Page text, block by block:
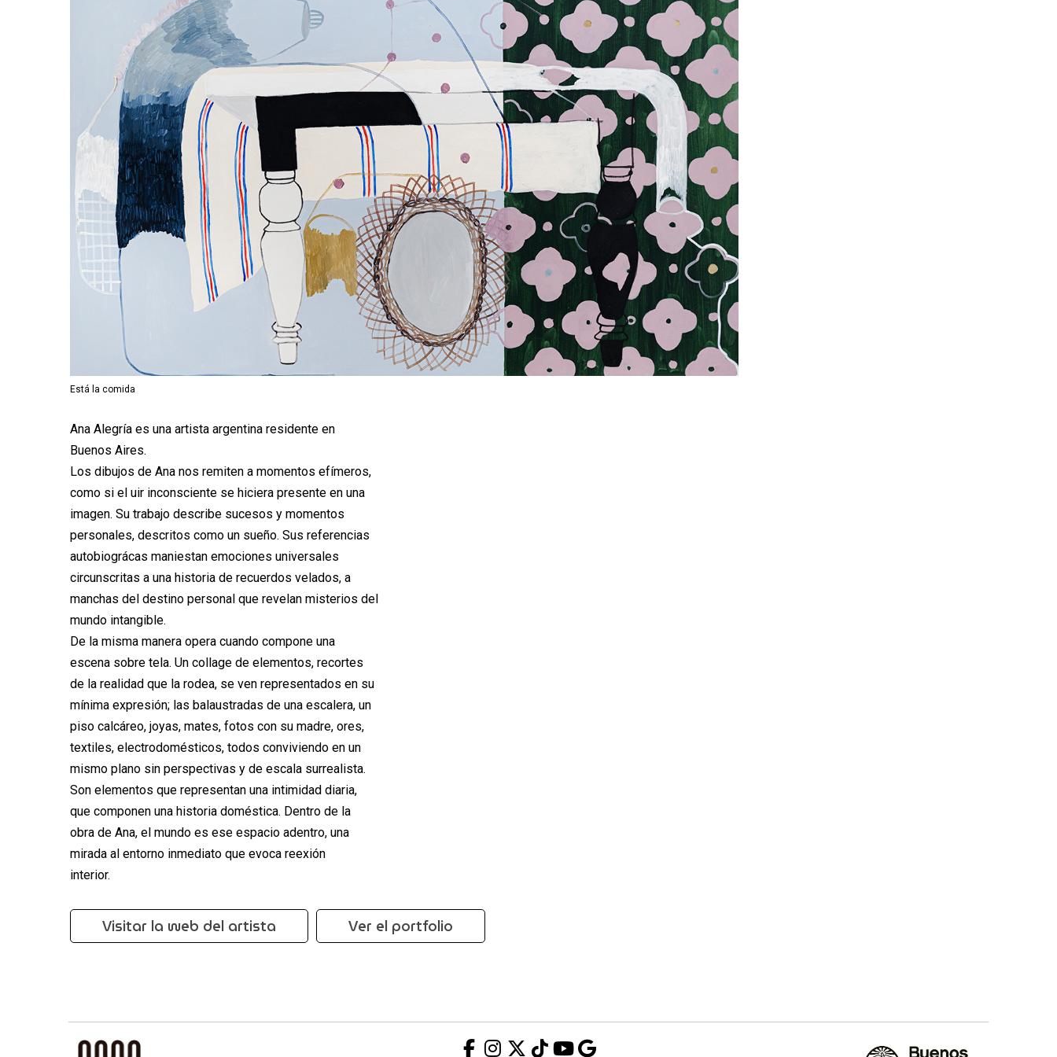
Está la comida
Ana Alegría es una artista argentina residente en
Buenos Aires.
Los dibujos de Ana nos remiten a momentos efímeros,
como si el uir inconsciente se hiciera presente en una
imagen. Su trabajo describe sucesos y momentos
personales, descritos como un sueño. Sus referencias
autobiográcas maniestan emociones universales
circunscritas a una historia de recuerdos velados, a
manchas del destino personal que revelan misterios del
mundo intangible.
De la misma manera opera cuando compone una
escena sobre tela. Un collage de elementos, recortes
de la realidad que la rodea, se ven representados en su
mínima expresión; las balaustradas de una escalera, un
piso calcáreo, joyas, mates, fotos con su madre, ores,
textiles, electrodomésticos, todos conviviendo en un
mismo plano sin perspectivas y de escala surrealista.
Son elementos que representan una intimidad diaria,
que componen una historia doméstica. Dentro de la
obra de Ana, el mundo es ese espacio adentro, una
mirada al entorno inmediato que evoca reexión
interior.
Visitar la web del artista Ver el portfolio